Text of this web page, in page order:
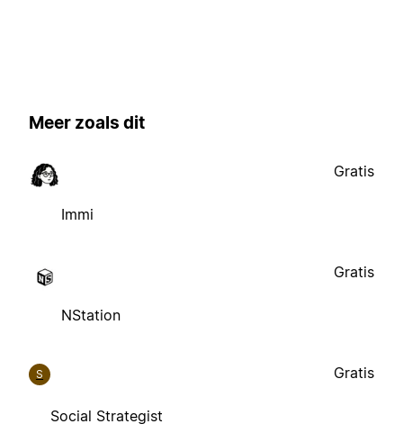
Meer zoals dit
Immi
Gratis
NStation
Gratis
S
Social Strategist
Gratis